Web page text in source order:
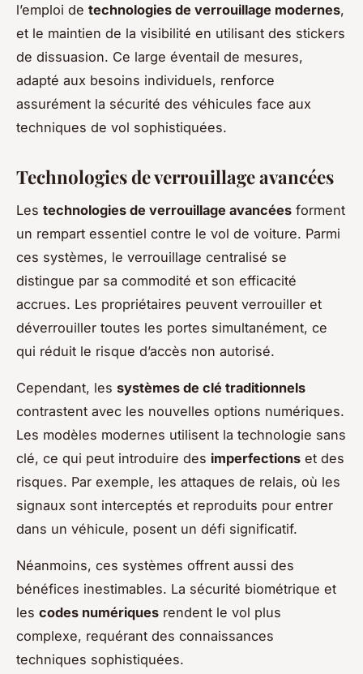
l’emploi de technologies de verrouillage modernes,
et le maintien de la visibilité en utilisant des stickers
de dissuasion. Ce large éventail de mesures,
adapté aux besoins individuels, renforce
assurément la sécurité des véhicules face aux
techniques de vol sophistiquées.
Technologies de verrouillage avancées
Les technologies de verrouillage avancées forment
un rempart essentiel contre le vol de voiture. Parmi
ces systèmes, le verrouillage centralisé se
distingue par sa commodité et son efficacité
accrues. Les propriétaires peuvent verrouiller et
déverrouiller toutes les portes simultanément, ce
qui réduit le risque d’accès non autorisé.
Cependant, les systèmes de clé traditionnels
contrastent avec les nouvelles options numériques.
Les modèles modernes utilisent la technologie sans
clé, ce qui peut introduire des imperfections et des
risques. Par exemple, les attaques de relais, où les
signaux sont interceptés et reproduits pour entrer
dans un véhicule, posent un défi significatif.
Néanmoins, ces systèmes offrent aussi des
bénéfices inestimables. La sécurité biométrique et
les codes numériques rendent le vol plus
complexe, requérant des connaissances
techniques sophistiquées.